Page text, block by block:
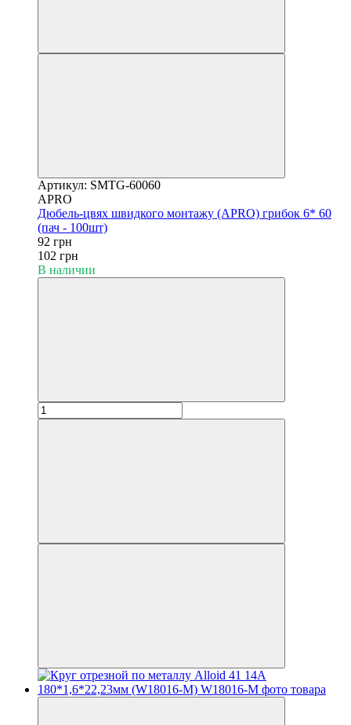
Артикул: SMTG-60060
APRO
Дюбель-цвях швидкого монтажу (APRO) грибок 6* 60
(пач - 100шт)
92 грн
102 грн
В наличии